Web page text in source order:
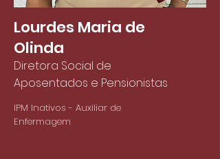
Lourdes Maria de
Olinda
Diretora Social de
Aposentados e Pensionistas
IPM Inativos - Auxiliar de
Enfermagem